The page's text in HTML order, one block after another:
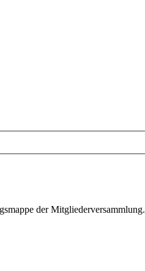
der Mitgliederversammlung.